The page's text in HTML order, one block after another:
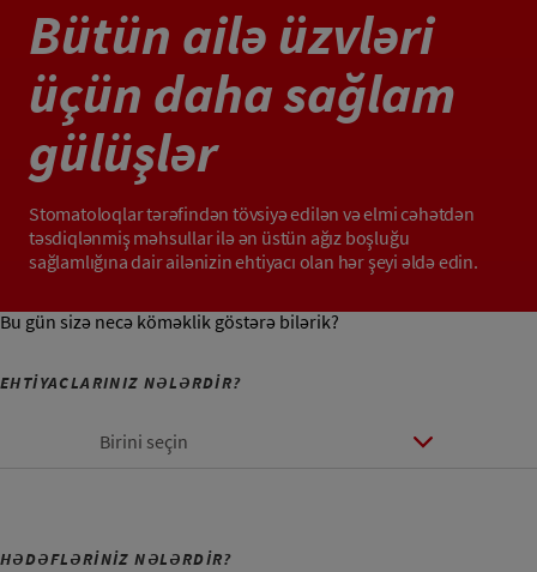
Bütün ailə üzvləri
üçün daha sağlam
gülüşlər
Stomatoloqlar tərəfindən tövsiyə edilən və elmi cəhətdən
təsdiqlənmiş məhsullar ilə ən üstün ağız boşluğu
sağlamlığına dair ailənizin ehtiyacı olan hər şeyi əldə edin.
Bu gün sizə necə köməklik göstərə bilərik?
EHTİYACLARINIZ NƏLƏRDİR?
Birini seçin
HƏDƏFLƏRİNİZ NƏLƏRDİR?